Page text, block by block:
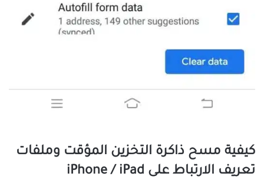
كيفية مسح ذاكرة التخزين المؤقت وملفات
تعريف الارتباط على iPhone / iPad